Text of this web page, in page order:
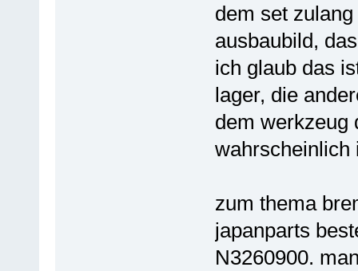
dem set
ausbaubild,
ich glaub das
lager, die
dem werkzeug
wahrscheinlich
zum thema
japanparts
N3260900.